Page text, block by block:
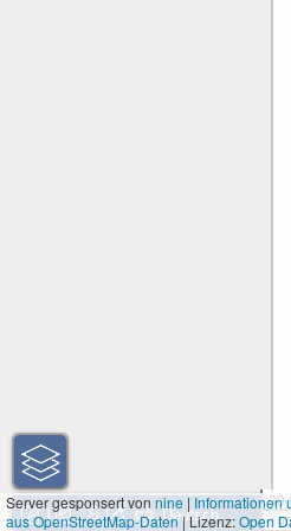
30
Server gesponsert vonnine|Informationen
aus OpenStreetMap-Daten| Lizenz:Open